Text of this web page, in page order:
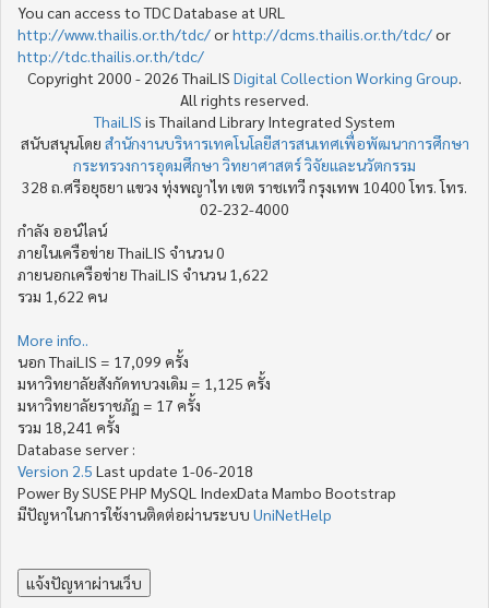
You can access to TDC Database at URL
http://www.thailis.or.th/tdc/orhttp://dcms.thailis.or.th/tdc/or
http://tdc.thailis.or.th/tdc/
Copyright 2000 - 2026 ThaiLIS Digital Collection Working Group
All rights reserved.
ThaiLIS is Thailand Library Integrated System
สนับสนุนโดย สำนักงานบริหารเทคโนโลยีสารสนเทศเพื่อพัฒนาการศึกษา
กระทรวงการอุดมศึกษา วิทยาศาสตร์ วิจัยและนวัตกรรม
328 ถ.ศรีอยุธยา แขวง ทุ่งพญาไท เขต ราชเทวี กรุงเทพ 10400 โทร. โทร.
02-232-4000
กำลัง ออน์ไลน์
ภายในเครือข่าย ThaiLIS จำนวน 0
ภายนอกเครือข่าย ThaiLIS จำนวน 1,622
รวม 1,622 คน
More info..
นอก ThaiLIS = 17,099 ครั้ง
มหาวิทยาลัยสังกัดทบวงเดิม = 1,125 ครั้ง
มหาวิทยาลัยราชภัฏ = 17 ครั้ง
รวม 18,241 ครั้ง
Database server :
Version 2.5 Last update 1-06-2018
Power By SUSE PHP MySQL IndexData Mambo Bootstrap
มีปัญหาในการใช้งานติดต่อผ่านระบบ UniNetHelp